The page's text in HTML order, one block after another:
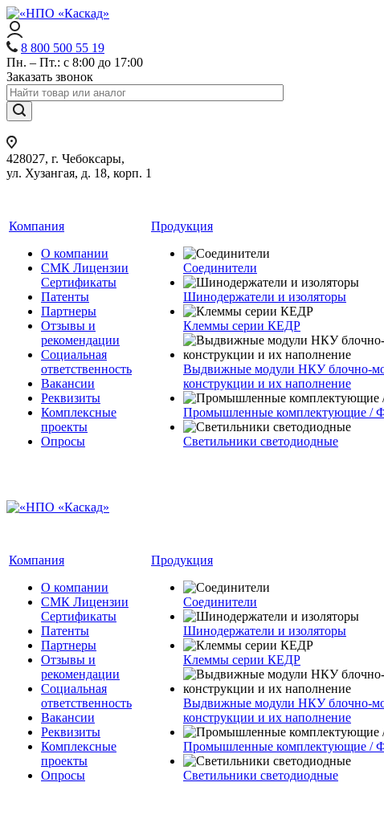
8 800 500 55 19
Пн. – Пт.: с 8:00 до 17:00
Заказать звонок
428027, г. Чебоксары,
ул. Хузангая, д. 18, корп. 1
Компания
О компании
СМК Лицензии
Сертификаты
Патенты
Партнеры
Отзывы и
рекомендации
Социальная
ответственность
Вакансии
Реквизиты
Комплексные
проекты
Опросы
Продукция
Соединители
Шинодержатели и изоляторы
Клеммы серии КЕДР
Выдвижные модули НКУ блочно-
конструкции и их наполнение
Промышленные комплектующие /
Светильники светодиодные
Компания
О компании
СМК Лицензии
Сертификаты
Патенты
Партнеры
Отзывы и
рекомендации
Социальная
ответственность
Вакансии
Реквизиты
Комплексные
проекты
Опросы
Продукция
Соединители
Шинодержатели и изоляторы
Клеммы серии КЕДР
Выдвижные модули НКУ блочно-
конструкции и их наполнение
Промышленные комплектующие /
Светильники светодиодные